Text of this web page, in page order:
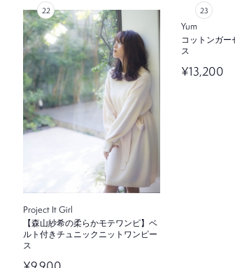
Project It Girl
【森山紗希の柔らかモテワンピ】ベ
ルト付きチュニックニットワンピー
ス
Yum
コットンガー
ス
¥13,200